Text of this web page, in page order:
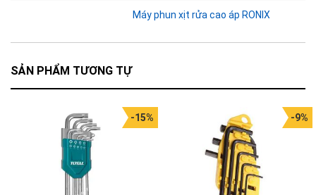
Máy phun xịt rửa cao áp RONIX
SẢN PHẨM TƯƠNG TỰ
-15% -9%